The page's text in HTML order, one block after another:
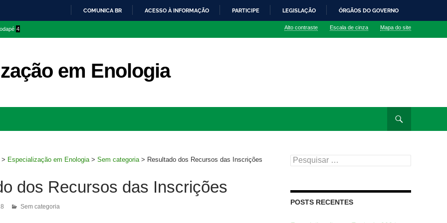
O
COMUNICA BR ACESSO À INFORMAÇÃO PARTICIPE LEGISLAÇÃO ÓRGÃOS DO GOVERNO
4 Alto contraste Escala de cinza Mapa do site
em Enologia
> Especialização em Enologia > Sem categoria > Resultado dos Recursos das Inscrições
dos Recursos das Inscrições
Sem categoria
Pesquisar
por:
POSTS RECENTES